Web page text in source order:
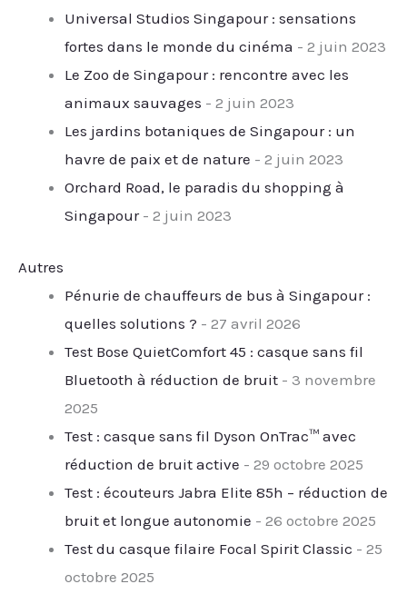
Universal Studios Singapour : sensations
fortes dans le monde du cinéma - 2 juin 2023
Le Zoo de Singapour : rencontre avec les
animaux sauvages - 2 juin 2023
Les jardins botaniques de Singapour : un
havre de paix et de nature - 2 juin 2023
Orchard Road, le paradis du shopping à
Singapour- 2 juin 2023
Autres
Pénurie de chauffeurs de bus à Singapour :
quelles solutions ? - 27 avril 2026
Test Bose QuietComfort 45 : casque sans fil
Bluetooth à réduction de bruit - 3 novembre
2025
Test : casque sans fil Dyson OnTrac™ avec
réduction de bruit active - 29 octobre 2025
Test : écouteurs Jabra Elite 85h – réduction de
bruit et longue autonomie - 26 octobre 2025
Test du casque filaire Focal Spirit Classic - 25
octobre 2025